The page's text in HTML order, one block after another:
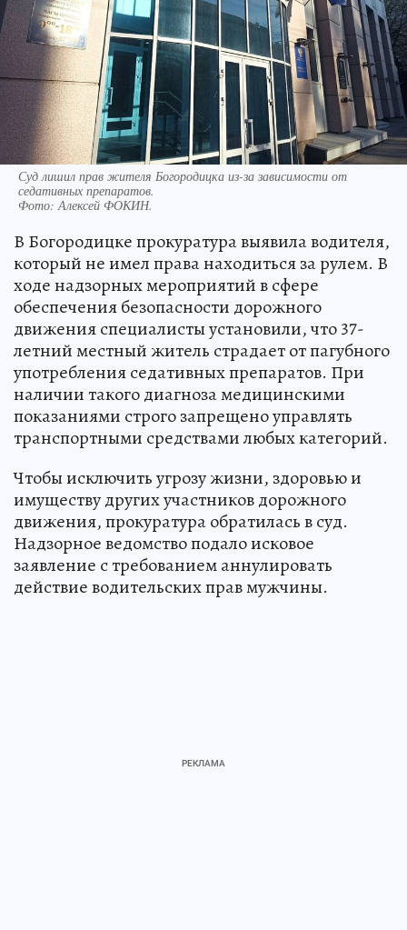
Суд лишил прав жителя Богородицка из-за зависимости от
седативных препаратов.
Фото:Алексей ФОКИН.
В Богородицке прокуратура выявила водителя,
который не имел права находиться за рулем. В
ходе надзорных мероприятий в сфере
обеспечения безопасности дорожного
движения специалисты установили, что 37-
летний местный житель страдает от пагубного
употребления седативных препаратов. При
наличии такого диагноза медицинскими
показаниями строго запрещено управлять
транспортными средствами любых категорий.
Чтобы исключить угрозу жизни, здоровью и
имуществу других участников дорожного
движения, прокуратура обратилась в суд.
Надзорное ведомство подало исковое
заявление с требованием аннулировать
действие водительских прав мужчины.